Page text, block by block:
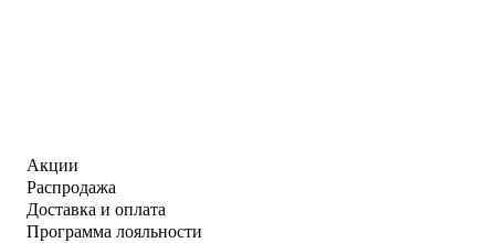
Акции
Распродажа
Доставка и оплата
Программа лояльности